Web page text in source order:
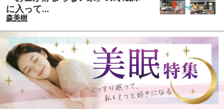
に入って...
森美樹